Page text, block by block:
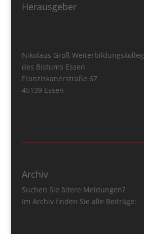
Herausgeber
Nikolaus Groß Weiterbildungskolleg
des Bistums Essen
Franziskanerstraße 67
45139 Essen
Archiv
Suchen Sie ältere Meldungen?
Im Archiv finden Sie alle Beiträge: